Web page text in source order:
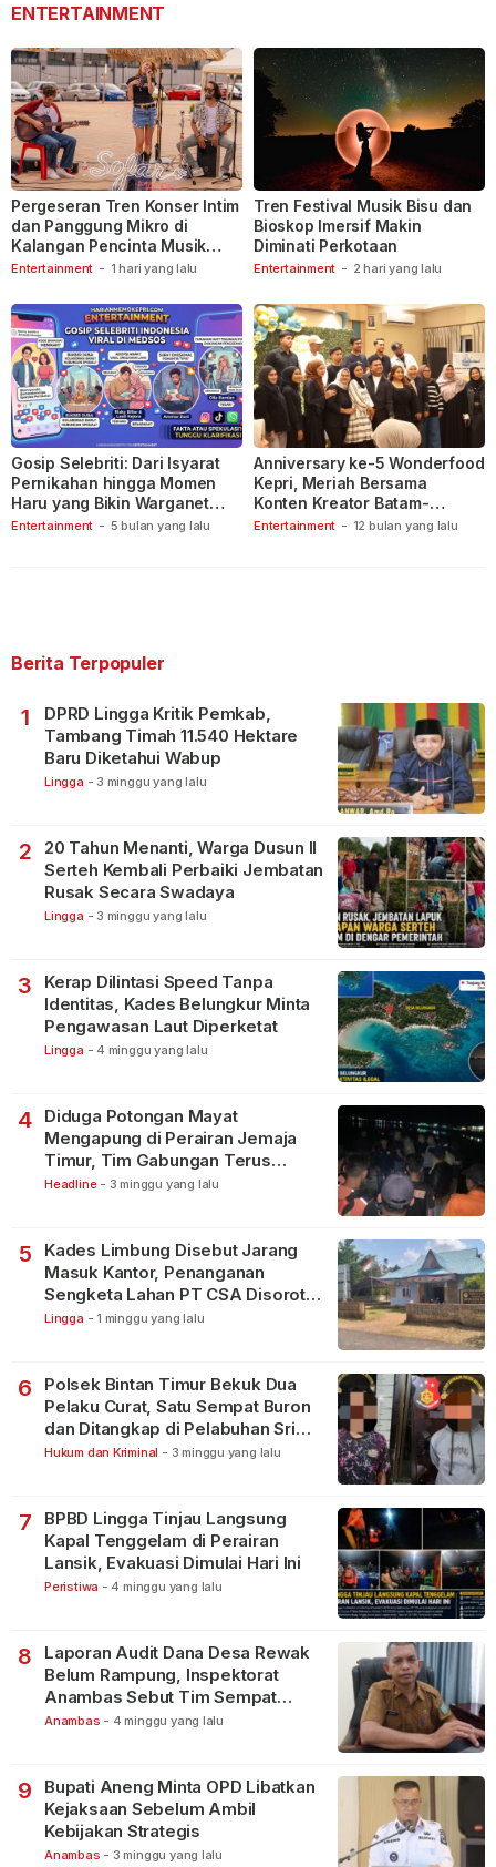
ENTERTAINMENT
Entertainment - 1 hari yang lalu
Pergeseran Tren Konser Intim
dan Panggung Mikro di
Kalangan Pencinta Musik
Indonesia
Entertainment - 2 hari yang lalu
Tren Festival Musik Bisu dan
Bioskop Imersif Makin
Diminati Perkotaan
Entertainment - 5 bulan yang lalu
Gosip Selebriti: Dari Isyarat
Pernikahan hingga Momen
Haru yang Bikin Warganet
Berspekulasi
Entertainment - 12 bulan yang lalu
Anniversary ke-5 Wonderfood
Kepri, Meriah Bersama
Konten Kreator Batam-
Tanjungpinang
Berita Terpopuler
1
DPRD Lingga Kritik Pemkab,
Tambang Timah 11.540 Hektare
Baru Diketahui Wabup
Lingga - 3 minggu yang lalu
2
20 Tahun Menanti, Warga Dusun II
Serteh Kembali Perbaiki Jembatan
Rusak Secara Swadaya
Lingga - 3 minggu yang lalu
3
Kerap Dilintasi Speed Tanpa
Identitas, Kades Belungkur Minta
Pengawasan Laut Diperketat
Lingga - 4 minggu yang lalu
4
Diduga Potongan Mayat
Mengapung di Perairan Jemaja
Timur, Tim Gabungan Terus
Lakukan Pencarian
Headline - 3 minggu yang lalu
5
Kades Limbung Disebut Jarang
Masuk Kantor, Penanganan
Sengketa Lahan PT CSA Disorot
Warga
Lingga - 1 minggu yang lalu
6
Polsek Bintan Timur Bekuk Dua
Pelaku Curat, Satu Sempat Buron
dan Ditangkap di Pelabuhan Sri
Bintan Pura
Hukum dan Kriminal - 3 minggu yang lalu
7
BPBD Lingga Tinjau Langsung
Kapal Tenggelam di Perairan
Lansik, Evakuasi Dimulai Hari Ini
Peristiwa - 4 minggu yang lalu
8
Laporan Audit Dana Desa Rewak
Belum Rampung, Inspektorat
Anambas Sebut Tim Sempat
Terbagi Tangani Kasus Lain
Anambas - 4 minggu yang lalu
9
Bupati Aneng Minta OPD Libatkan
Kejaksaan Sebelum Ambil
Kebijakan Strategis
Anambas - 3 minggu yang lalu